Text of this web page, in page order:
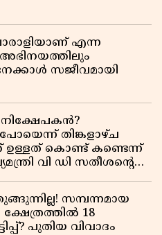
എന്ന
സജീവമായി
തിങ്കളാഴ്ച
കൊണ്ട് കണ്ടെന്ന്
വി ഡി സതീശന്റെ
സമ്പന്നമായ
18
പുതിയ വിവാദം